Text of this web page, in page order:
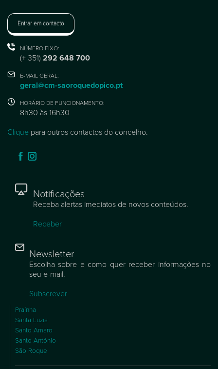
Entrar em contacto
NÚMERO FIXO:
(+ 351) 292 648 700
E-MAIL GERAL:
geral@cm-saoroquedopico.pt
HORÁRIO DE FUNCIONAMENTO:
8h30 às 16h30
Clique para outros contactos do concelho.
Notificações
Receba alertas imediatos de novos conteúdos.
Receber
Newsletter
Escolha sobre e como quer receber informações no
seu e-mail.
Subscrever
Praínha
Santa Luzia
Santo Amaro
Santo António
São Roque